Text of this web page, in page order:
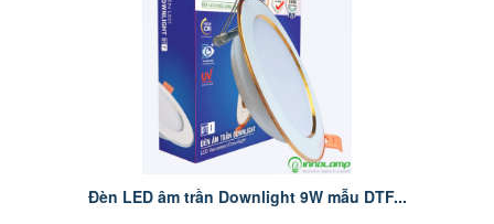
Đèn LED âm trần Downlight 9W mẫu DTF...